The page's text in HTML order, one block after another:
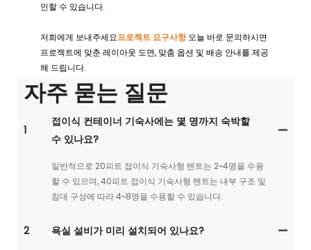
인할 수 있습니다.
저희에게 보내주세요프로젝트 요구사항오늘 바로 문의하시면
프로젝트에 맞춘 레이아웃 도면, 맞춤 옵션 및 배송 안내를 제공
해 드립니다.
자주 묻는 질문
1
접이식 컨테이너 기숙사에는 몇 명까지 숙박할
수 있나요?
일반적으로 20피트 접이식 기숙사형 텐트는 2~4명을 수용
할 수 있으며, 40피트 접이식 기숙사형 텐트는 내부 구조 및
침대 구성에 따라 4~8명을 수용할 수 있습니다.
2 욕실 설비가 미리 설치되어 있나요?